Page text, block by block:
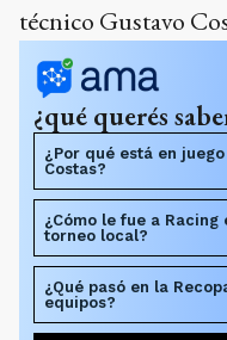
técnico Gustavo
¿qué querés
¿Por qué está en
Costas?
¿Cómo le fue a
torneo local?
¿Qué pasó en la
equipos?